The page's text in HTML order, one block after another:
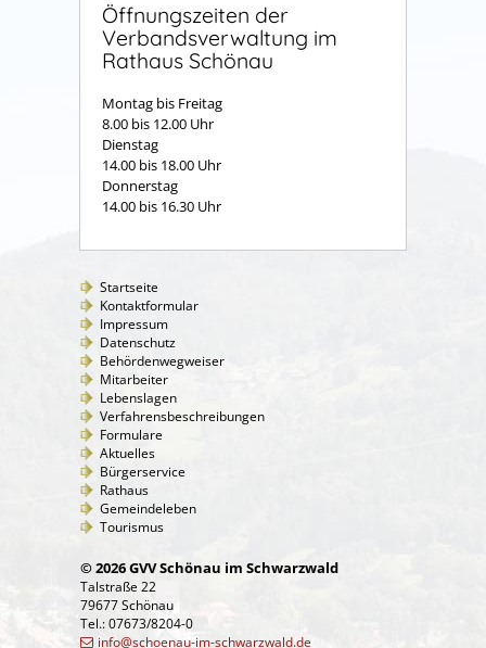
Öffnungszeiten der
Verbandsverwaltung im
Rathaus Schönau
Montag bis Freitag
8.00 bis 12.00 Uhr
Dienstag
14.00 bis 18.00 Uhr
Donnerstag
14.00 bis 16.30 Uhr
Startseite
Kontaktformular
Impressum
Datenschutz
Behördenwegweiser
Mitarbeiter
Lebenslagen
Verfahrensbeschreibungen
Formulare
Aktuelles
Bürgerservice
Rathaus
Gemeindeleben
Tourismus
© 2026 GVV Schönau im Schwarzwald
Talstraße 22
79677 Schönau
Tel.: 07673/8204-0
info@schoenau-im-schwarzwald.de